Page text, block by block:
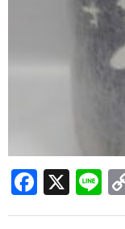
久保酒造
宮田本店
F
X
Li